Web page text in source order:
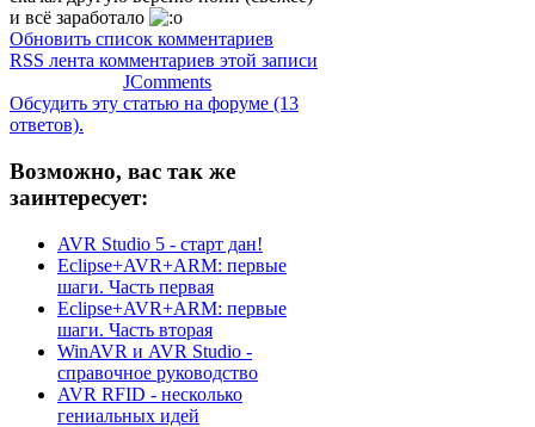
и всё заработало
Обновить список комментариев
RSS лента комментариев этой записи
JComments
Обсудить эту статью на форуме (13
ответов).
Возможно, вас так же
заинтересует:
AVR Studio 5 - старт дан!
Eclipse+AVR+ARM: первые
шаги. Часть первая
Eclipse+AVR+ARM: первые
шаги. Часть вторая
WinAVR и AVR Studio -
справочное руководство
AVR RFID - несколько
гениальных идей